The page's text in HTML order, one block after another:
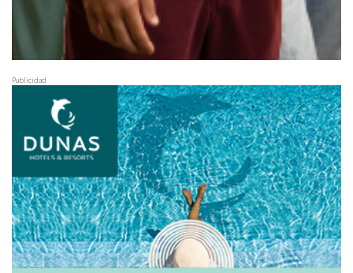
Publicidad